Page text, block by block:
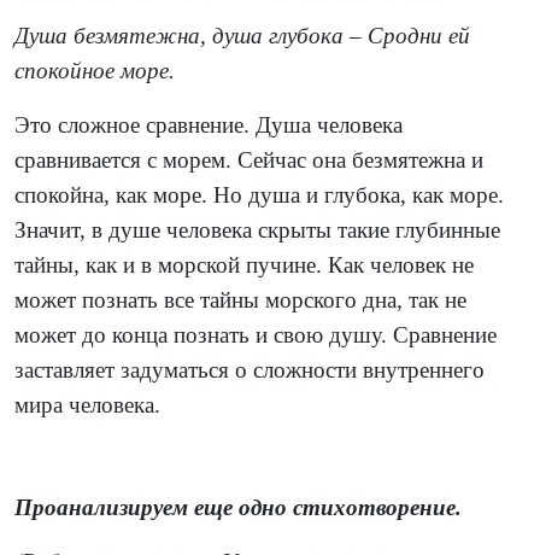
Душа безмятежна, душа глубока – Сродни ей
спокойное море.
Это сложное сравнение. Душа человека
сравнивается с морем. Сейчас она безмятежна и
спокойна, как море. Но душа и глубока, как море.
Значит, в душе человека скрыты такие глубинные
тайны, как и в морской пучине. Как человек не
может познать все тайны морского дна, так не
может до конца познать и свою душу. Сравнение
заставляет задуматься о сложности внутреннего
мира человека.
Проанализируем еще одно стихотворение.